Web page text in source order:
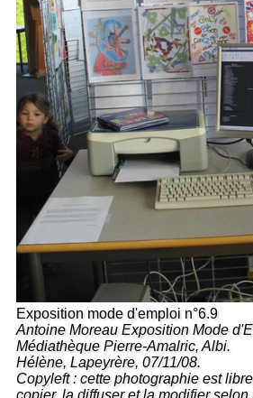
Exposition mode d'emploi n°6.9
Antoine Moreau Exposition Mode
Médiathèque Pierre-Amalric, Albi.
Hélène, Lapeyrère, 07/11/08.
Copyleft : cette photographie est